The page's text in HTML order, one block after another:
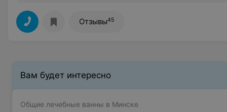
Отзывы45
Вам будет интересно
Общие лечебные ванны в Минске